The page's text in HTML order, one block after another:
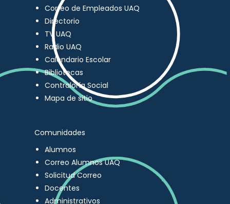
Correo de Empleados UAQ
Directorio
TV UAQ
Radio UAQ
Calendario Escolar
Bibliotecas
Contraloría Social
Mapa de sitio
Comunidades
Alumnos
Correo Alumnos UAQ
Solicitud Correo
Docentes
Administrativos